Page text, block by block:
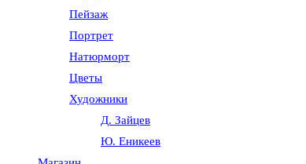
Пейзаж
Портрет
Натюрморт
Цветы
Художники
Д. Зайцев
Ю. Еникеев